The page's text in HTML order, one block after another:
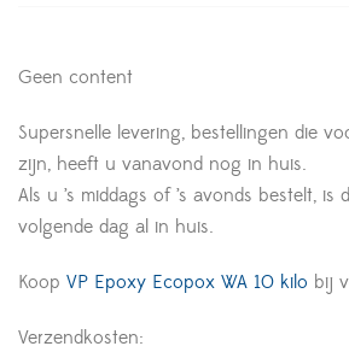
Geen content
Supersnelle levering, bestellingen die
zijn, heeft u vanavond nog in huis.
Als u ’s middags of ’s avonds bestelt, is
volgende dag al in huis.
Koop VP Epoxy Ecopox WA 10 kilo bij
Verzendkosten: